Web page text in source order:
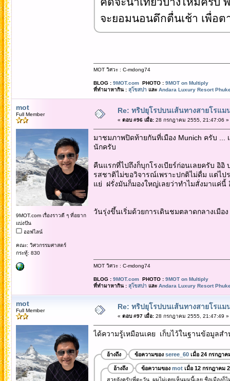
จะยอมนอนดึกตื่นเช้า เพื่อ
MOT วิศวะ : C-mdong74
BLOG : 9MOT.comPHOTO : 9MOT on Multiply
ที่ทำมาหากิน : สุโขสปา และ Andara Luxury Resort
mot
Full Member
9MOT.com เรื่องราวดี ๆ ที่อยาก
แบ่งปัน
ออฟไลน์
คณะ: วิศวกรรมศาสตร์
กระทู้: 830
Re: ทริปยุโรปบนเส้นทางสายโรแม
« ตอบ #96 เมื่อ:28 กรกฎาคม 2555, 21:47:06 »
มาชมภาพปิดท้ายกันที่เมือง Munich ครับ ...
นักครับ
คืนแรกที่ไปถึงก็บุกโรงเบียร์ก่อนเลยครับ อิ
รสชาติไม่ขอวิจารณ์เพราะปกติไม่ดื่ม แต่ไป
แย่ ฝรั่งมันก็มองใหญ่เลยว่าทำไมสั่งมาแค่นี้
วันรุ่งขึ้นเริ่มด้วยการเดินชมตลาดกลางเมือ
MOT วิศวะ : C-mdong74
BLOG : 9MOT.comPHOTO : 9MOT on Multiply
ที่ทำมาหากิน : สุโขสปา และ Andara Luxury Resort
mot
Full Member Re: ทริปยุโรปบนเส้นทางสายโรแม
« ตอบ #97 เมื่อ:28 กรกฎาคม 2555, 21:47:49 »
ได้ความรู้เหมือนเคย เก็บไว้ในฐานข้อมูลส
อ้างถึง ข้อความของ seree_60เมื่อ 24 กรกฎาค
อ้างถึง ข้อความของ motเมื่อ 12 กรกฎาคม
สวยจังครับพี่ตะวัน ผมไม่เคยเห็นมุมนี้เลย ชื่อเมืองก็